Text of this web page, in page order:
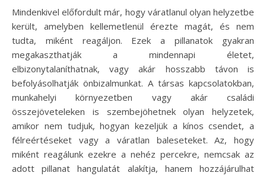
Mindenkivel előfordult már, hogy váratlanul olyan helyzetbe
került, amelyben kellemetlenül érezte magát, és nem
tudta, miként reagáljon. Ezek a pillanatok gyakran
megakaszthatják a mindennapi életet,
elbizonytalaníthatnak, vagy akár hosszabb távon is
befolyásolhatják önbizalmunkat. A társas kapcsolatokban,
munkahelyi környezetben vagy akár családi
összejöveteleken is szembejöhetnek olyan helyzetek,
amikor nem tudjuk, hogyan kezeljük a kínos csendet, a
félreértéseket vagy a váratlan baleseteket. Az, hogy
miként reagálunk ezekre a nehéz percekre, nemcsak az
adott pillanat hangulatát alakítja, hanem hozzájárulhat